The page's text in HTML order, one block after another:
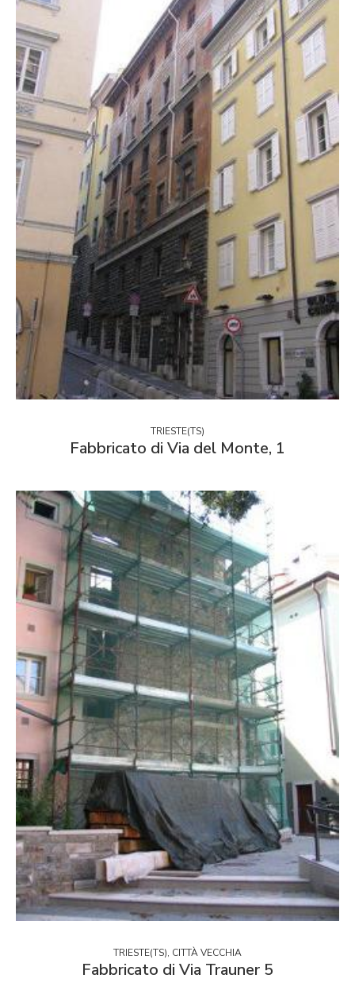
TRIESTE(TS)
Fabbricato di Via del Monte, 1
TRIESTE(TS), CITTÀ VECCHIA
Fabbricato di Via Trauner 5